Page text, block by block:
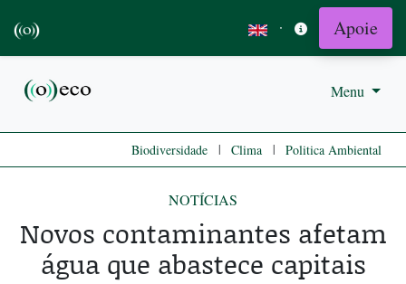
· Apoie
Menu
Biodiversidade | Clima | Politica Ambiental
NOTÍCIAS
Novos contaminantes afetam
água que abastece capitais